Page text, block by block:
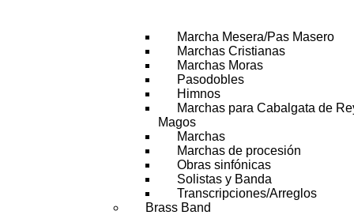
Marcha Mesera/Pas Masero
Marchas Cristianas
Marchas Moras
Pasodobles
Himnos
Marchas para Cabalgata de
Magos
Marchas
Marchas de procesión
Obras sinfónicas
Solistas y Banda
Transcripciones/Arreglos
Brass Band